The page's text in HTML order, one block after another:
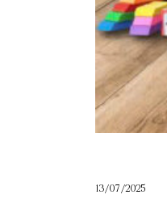
13/07/2025